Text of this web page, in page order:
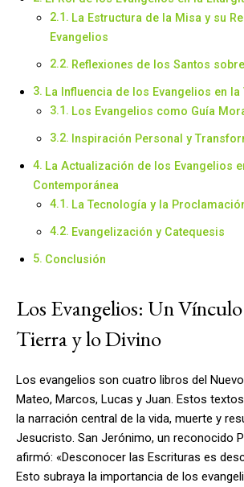
La Estructura de la Misa y su
Evangelios
Reflexiones de los Santos
La Influencia de los Evangelios en la
Los Evangelios como Guía
Inspiración Personal y
La Actualización de los Evangelios
Contemporánea
La Tecnología y la
Evangelización y Catequesis
Conclusión
Los Evangelios: Un
Tierra y lo Divino
Los evangelios son cuatro libros del
Mateo, Marcos, Lucas y Juan. Estos
la narración central de la vida, muerte y
Jesucristo. San Jerónimo, un reconocido
afirmó: «Desconocer las Escrituras es
Esto subraya la importancia de los